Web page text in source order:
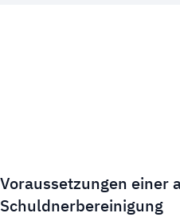
Voraussetzungen einer
Schuldnerbereinigung